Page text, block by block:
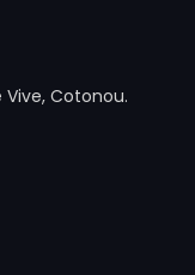
Vive, Cotonou.